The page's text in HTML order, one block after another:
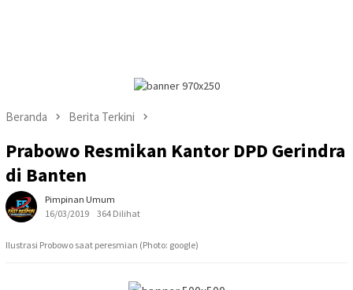
Beranda Berita Terkini
Prabowo Resmikan Kantor DPD Gerindra
di Banten
Pimpinan Umum
16/03/2019
364 Dilihat
Ilustrasi Probowo saat peresmian (Photo: google)